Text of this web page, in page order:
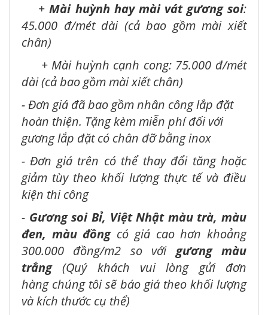
+Mài huỳnh hay mài vát gương soi:
45.000 đ/mét dài (cả bao gồm mài xiết
chân)
+ Mài huỳnh cạnh cong: 75.000 đ/mét
dài (cả bao gồm mài xiết chân)
- Đơn giá đã bao gồm nhân công lắp đặt
hoàn thiện. Tặng kèm miễn phí đối với
gương lắp đặt có chân đỡ bằng inox
- Đơn giá trên có thể thay đổi tăng hoặc
giảm tùy theo khối lượng thực tế và điều
kiện thi công
- Gương soi Bỉ, Việt Nhật màu trà, màu
đen, màu đồng có giá cao hơn khoảng
300.000 đồng/m2 so với gương màu
trắng(Quý khách vui lòng gửi đơn
hàng chúng tôi sẽ báo giá theo khối lượng
và kích thước cụ thể)